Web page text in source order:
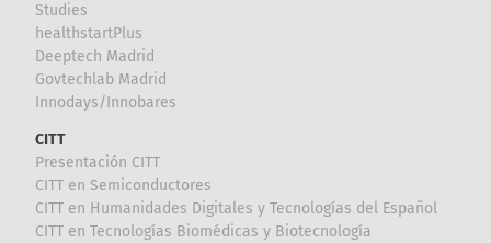
Studies
healthstartPlus
Deeptech Madrid
Govtechlab Madrid
Innodays/Innobares
CITT
Presentación CITT
CITT en Semiconductores
CITT en Humanidades Digitales y Tecnologías del Español
CITT en Tecnologías Biomédicas y Biotecnología